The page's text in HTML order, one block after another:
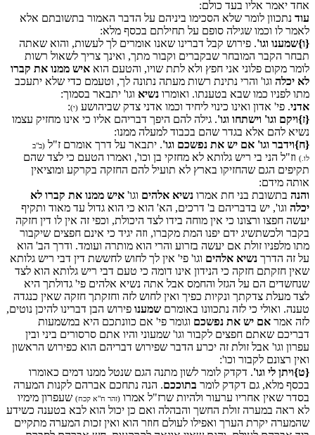
אחד יאמר אליו בעד כולם:
עוד נתכוון לומר שלא הסכימו ביניהם על הדבר האמור בתשובתם אלא
לאמר לו וכמו שגילה סופם על תחילתם בכסף מלא:
{ו}שמענו וגו'. פירוש קבל דברינו שאנו אומרים לך לעשות, והוא שאתה
תבחר הקבר המובחר שבקברים וקבור מתך, ואינך צריך לשאול רשות
לומר מקום פלוני אני חפץ ולא לתת שויו, והטעם הוא איש ממנו את קברו
לא יכלה וגו' והרי נתינת רשות מעתה נתונה לך, וטעמם כדי שלא יתעכב
מתו לפניו כמו שבא בטענתו. ואומרו נשיא וגו' יתבאר בסמוך:
אדני. פי' אדון ואינו כינוי ליחיד וכמו אדני צדק שביהושע (י):
{ז}ויקם וגו' וישתחו וגו'. גילה להם היפך דבריהם אליו כי אינו מחזיק עצמו
נשיא להם אלא בגדר שהם בכבוד למעלה ממנו:
{ח}וידבר וגו' אם יש את נפשכם וגו'. יתבאר על דרך אומרם ז"ל (ב"ב
לו.) וז"ל הני בי ריש גלותא לא מחזקי בן וכו', ואמרו הטעם כי לצד שהם
תקיפים הגם שהחזיקו בארץ לא תועיל להם החזקה בקרקע ומוציאין
אותה מידם:
והנה בתשובת בני חת אמרו נשיא אלהים וגו' איש ממנו את קברו לא
יכלה וגו', יש בדבריהם ב' דרכים, הא' הוא כי הוא גדול עד מאוד ותקיף
יעשה חפצו ורצונו כי אין מוחה בידו לצד היכולת, וכפי זה אין לו דין חזקה
בקבר ולכשתשיג ידם יפנו המת מקברו, וזה יגיד כי אינם חפצים שיקבור
מתו מלפניו זולת אם יעשה בזרוע והרי הוא מותרה ועומד. ודרך הב' הוא
על זה הדרך נשיא אלהים וגו' פי' אין לך לחוש לחששת דין דבי ריש גלותא
שאין חזקתם חזקה כי הנידון אינו דומה כי טעם דבי ריש גלותא הוא לצד
שנחשדים הם על הגזל והחמס אבל אתה נשיא אלהים פי' גדולתך היא
לצד מעלת צדקתך ונקיות כפיך ואין לחוש לזה וחזקתך חזקה שאין כנגדה
טענה. ואולי כי לזה נתכוונו באומרם שמענו פירוש הבן דברינו להיכן נוטים,
לזה אמר אם יש את נפשכם וגומר פי' אם כוונתכם היא במשמעות
דבריכם שאתם חפצים לקבור וגו' שמעוני והיו אתם סרסורים ביני ובין
עפרון וגו' אבל זולת זה יכרע הדבר שפירוש דבריהם הוא כפירוש הראשון
ואין רצונם לקבור וכו':
{ט}ויתן לי וגו'. דקדק לומר לשון מתנה הגם שנטל ממנו דמים כאומרו
בכסף מלא, גם דקדק לומר בתוככם. הנה נתחכם אברהם לקנות המערה
בסדר שאין אחריו ערעור ולהיות שרז"ל אמרו (זהר ח"א קכח) שעפרון מימיו
לא ראה במערה זולת החשך והבהלה ואם כן יכול הוא לבא בטענה כשידע
שהמערה יקרת הערך ואפילו לעולם חוזר הוא ואין זכות המערה מתקיים